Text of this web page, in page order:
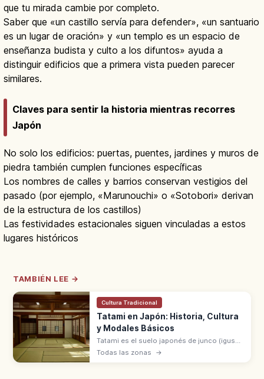
que tu mirada cambie por completo.
Saber que «un castillo servía para defender», «un santuario
es un lugar de oración» y «un templo es un espacio de
enseñanza budista y culto a los difuntos» ayuda a
distinguir edificios que a primera vista pueden parecer
similares.
Claves para sentir la historia mientras recorres
Japón
No solo los edificios: puertas, puentes, jardines y muros de
piedra también cumplen funciones específicas
Los nombres de calles y barrios conservan vestigios del
pasado (por ejemplo, «Marunouchi» o «Sotobori» derivan
de la estructura de los castillos)
Las festividades estacionales siguen vinculadas a estos
lugares históricos
TAMBIÉN LEE →
Cultura Tradicional
Tatami en Japón: Historia, Cultura
y Modales Básicos
Tatami es el suelo japonés de junco (igusa),
símbolo del washitsu, generalizado desde
Todas las zonas →